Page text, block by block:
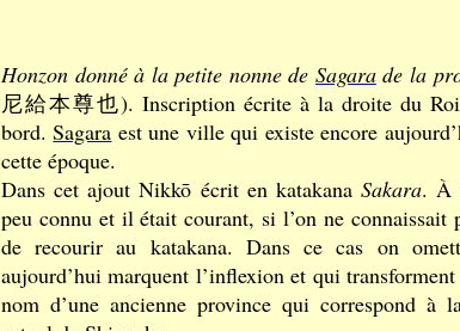
Honzon donné à la petite nonne de Sagarade la
尼給本尊也). Inscription écrite à la droite du
bord.Sagara est une ville qui existe encore
cette époque.
Dans cet ajout Nikkō écrit en katakana Sakara. À
peu connu et il était courant, si l’on ne connaissait
de recourir au katakana. Dans ce cas on
aujourd’hui marquent l’inflexion et qui
nom d’une ancienne province qui correspond à